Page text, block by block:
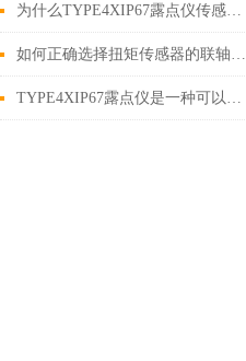
为什么TYPE4XIP67露点仪传感器不能用于静态测量？
如何正确选择扭矩传感器的联轴器？
TYPE4XIP67露点仪是一种可以直接测量露点温度的仪器